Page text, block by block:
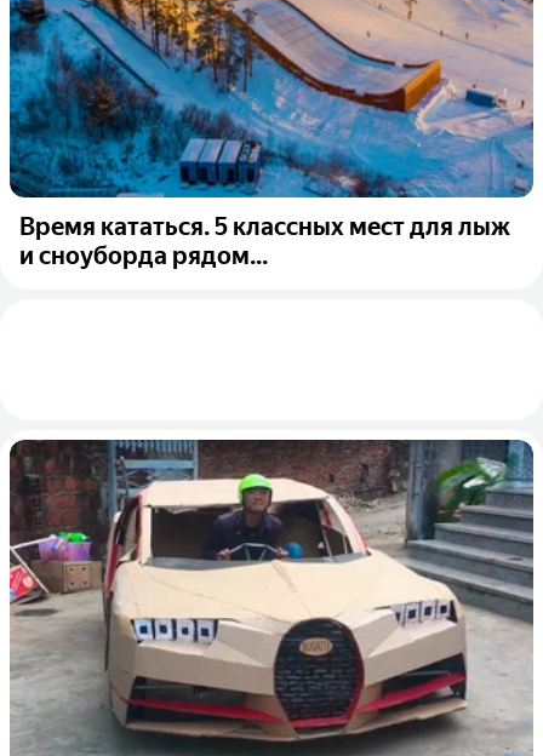
Время кататься. 5 классных мест для лыж
и сноуборда рядом...